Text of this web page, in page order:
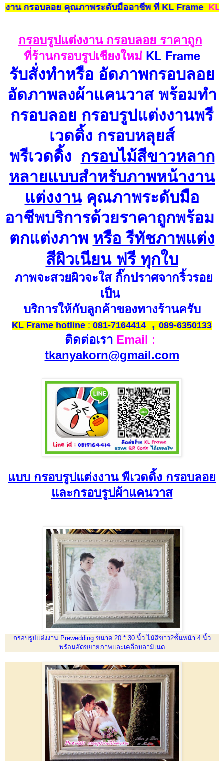
งงาน กรอบลอย คุณภาพระดับมืออาชีพ ที่ KL Frame
กรอบรูปแต่งงาน กรอบลอย ราคาถูก
ที่ร้านกรอบรูปเชียงใหม่ KL Frame
รับสั่งทำหรือ อัดภาพกรอบลอย
อัดภาพลงผ้าแคนวาส พร้อมทำ
กรอบลอย กรอบรูปแต่งงานพรี
เวดดิ้ง กรอบหลุยส์
พรีเวดดิ้ง กรอบไม้สีขาวหลาก
หลายแบบสำหรับภาพหน้างาน
แต่งงาน คุณภาพระดับมือ
อาชีพบริการด้วยราคาถูกพร้อม
ตกแต่งภาพ หรือ รีทัชภาพแต่ง
สีผิวเนียน ฟรี ทุกใบ
ภาพจะสวยผิวจะใส กิ๊กปราศจากริ้วรอย
เป็น
บริการให้กับลูกค้าของทางร้านครับ
KL Frame hotline : 081-7164414 ,089-6350133
ติดต่อเรา Email :
tkanyakorn@gmail.com
แบบ กรอบรูปแต่งงาน พีเวดดิ้ง กรอบลอย
และกรอบรูปผ้าแคนวาส
กรอบรูปแต่งงาน Prewedding ขนาด 20 * 30 นิ้ว ไม้สีขาว2ชั้นหน้า 4 นิ้ว
พร้อมอัดขยายภาพและเคลือบลามิเนต